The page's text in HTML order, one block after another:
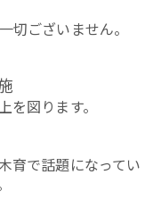
切ございません。
図ります。
育で話題になってい